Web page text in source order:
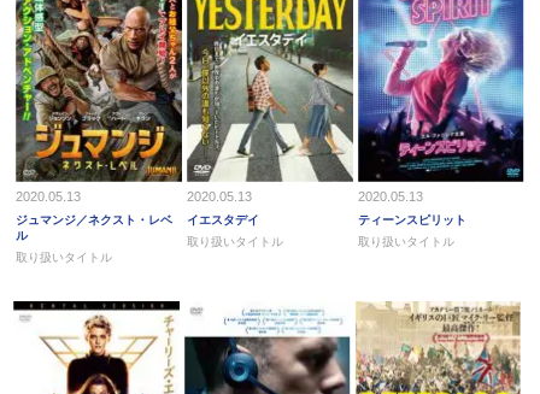
2020.05.13
ジュマンジ／ネクスト・レベ
ル
取り扱いタイトル
2020.05.13
イエスタデイ
取り扱いタイトル
2020.05.13
ティーンスピリット
取り扱いタイトル